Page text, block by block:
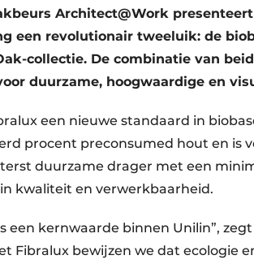
Architect@Work
een revolutionair tweeluik: de
collectie. De combinatie van
duurzame, hoogwaardige en
een nieuwe standaard in
procent preconsumed hout en is
duurzame drager met een
kwaliteit en verwerkbaarheid.
een kernwaarde binnen Unilin”,
Fibralux bewijzen we dat ecologie